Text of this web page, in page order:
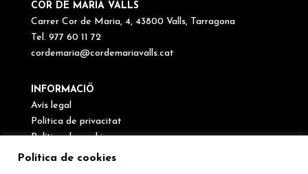
COR DE MARIA VALLS
Carrer Cor de Maria, 4, 43800 Valls, Tarragona
Tel. 977 60 11 72
cordemaria@cordemariavalls.cat
INFORMACIÖ
Avís legal
Política de privacitat
Política de cookies
Canal de denúncies
Política de cookies